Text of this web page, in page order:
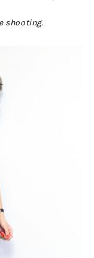
shooting.